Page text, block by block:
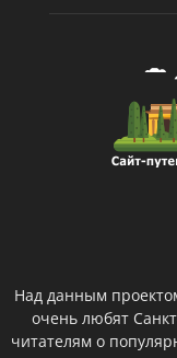
Над данным
очень любят
читателям о